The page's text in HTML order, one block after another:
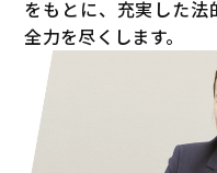
をもとに、充実した
全力を尽くします。